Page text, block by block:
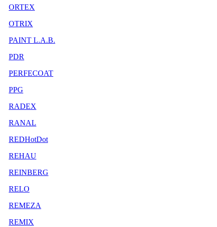
ORTEX
OTRIX
PAINT L.A.B.
PDR
PERFECOAT
PPG
RADEX
RANAL
REDHotDot
REHAU
REINBERG
RELO
REMEZA
REMIX